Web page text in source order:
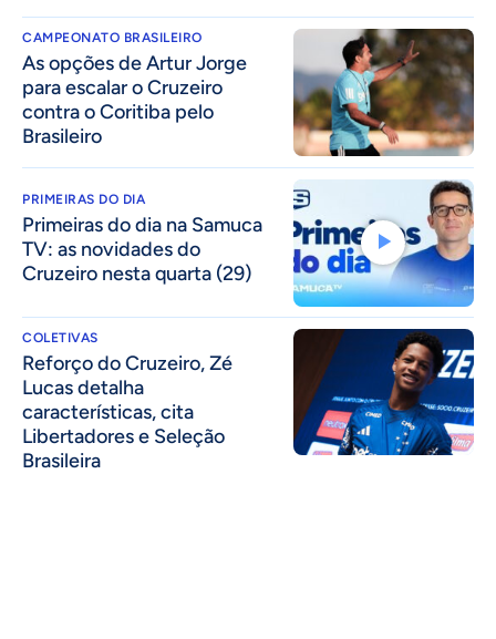
CAMPEONATO BRASILEIRO
As opções de Artur Jorge
para escalar o Cruzeiro
contra o Coritiba pelo
Brasileiro
PRIMEIRAS DO DIA
Primeiras do dia na Samuca
TV: as novidades do
Cruzeiro nesta quarta (29)
COLETIVAS
⁠Reforço do Cruzeiro, Zé
Lucas detalha
características, cita
Libertadores e Seleção
Brasileira